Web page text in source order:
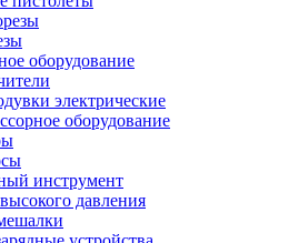
оборудование
электрические
оборудование
инструмент
давления